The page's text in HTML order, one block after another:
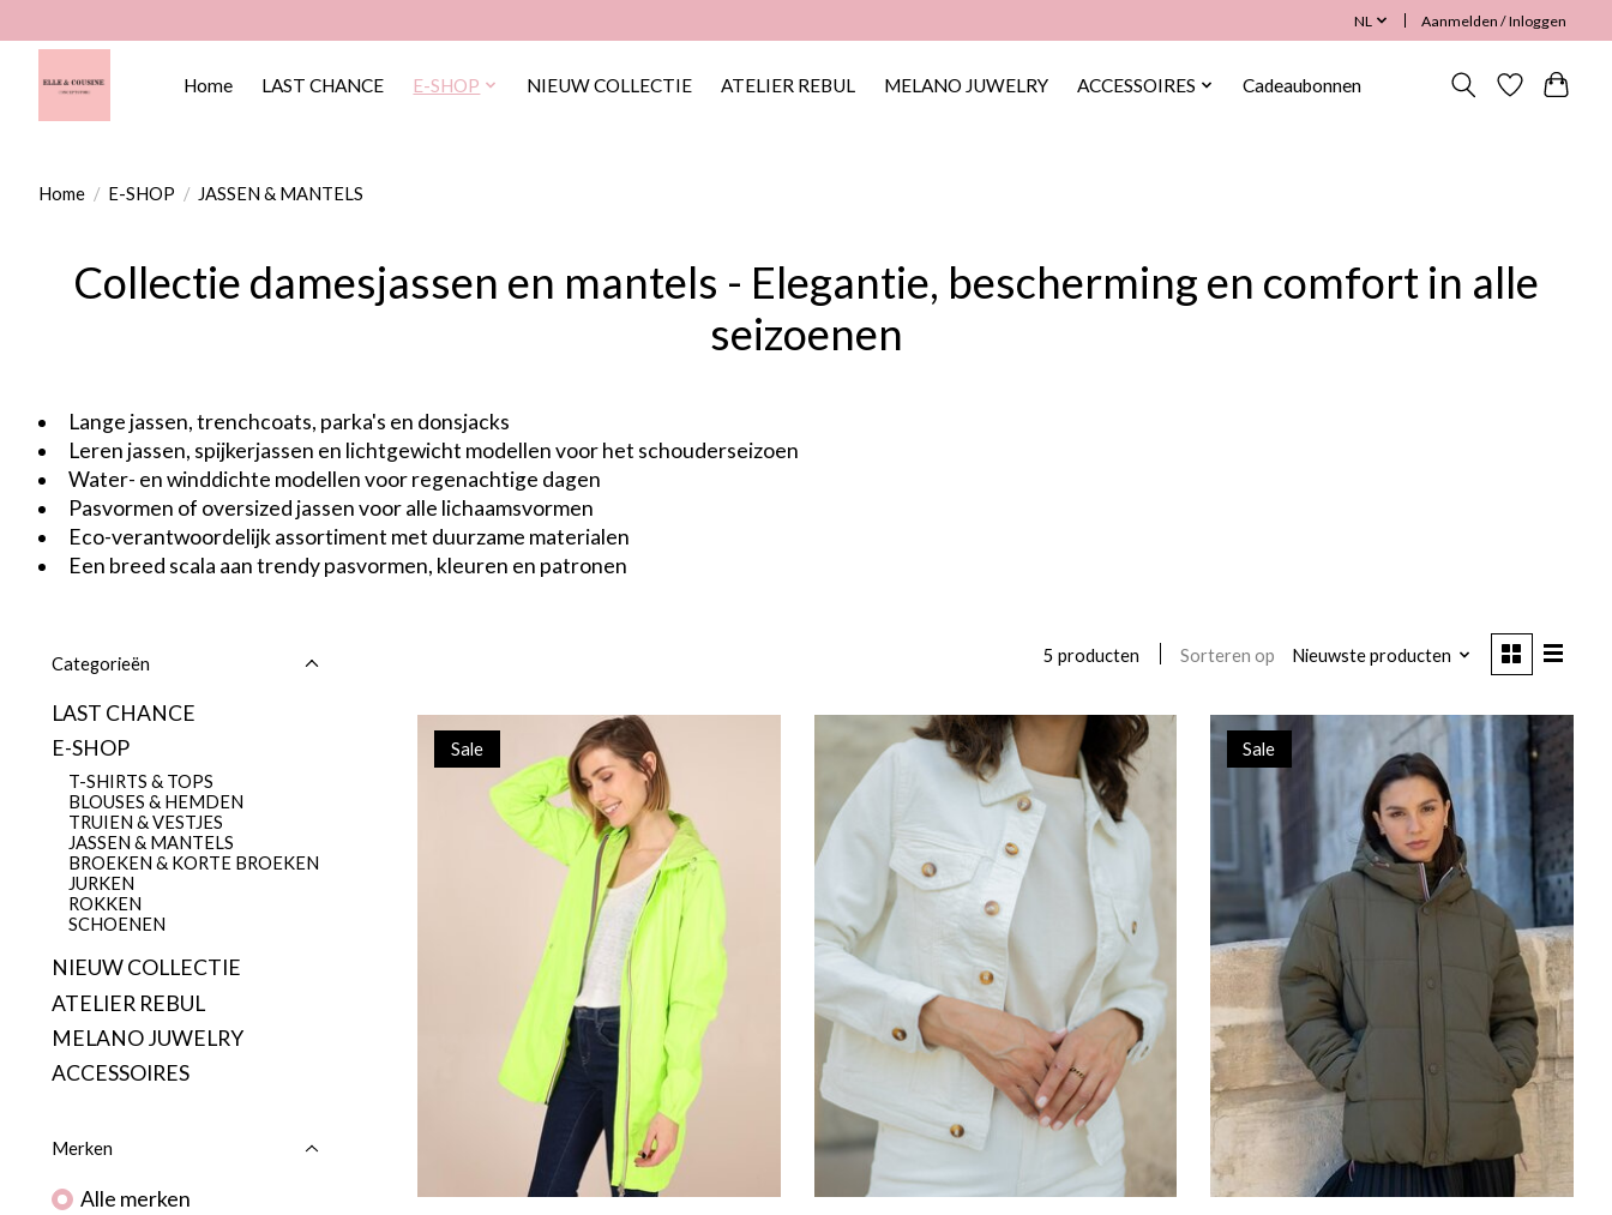
NL Aanmelden / Inloggen
Home LAST CHANCE E-SHOP NIEUW COLLECTIE ATELIER REBUL MELANO JUWELRY ACCESSOIRES Cadeaubonnen
Home / E-SHOP / JASSEN & MANTELS
Collectie damesjassen en mantels - Elegantie, bescherming en comfort in alle
seizoenen
Lange jassen, trenchcoats, parka's en donsjacks
Leren jassen, spijkerjassen en lichtgewicht modellen voor het schouderseizoen
Water- en winddichte modellen voor regenachtige dagen
Pasvormen of oversized jassen voor alle lichaamsvormen
Eco-verantwoordelijk assortiment met duurzame materialen
Een breed scala aan trendy pasvormen, kleuren en patronen
Categorieën
LAST CHANCE
E-SHOP
T-SHIRTS & TOPS
BLOUSES & HEMDEN
TRUIEN & VESTJES
JASSEN & MANTELS
BROEKEN & KORTE BROEKEN
JURKEN
ROKKEN
SCHOENEN
NIEUW COLLECTIE
ATELIER REBUL
MELANO JUWELRY
ACCESSOIRES
Merken
Alle merken
5 producten Sorteren op Nieuwste producten
Sale Sale